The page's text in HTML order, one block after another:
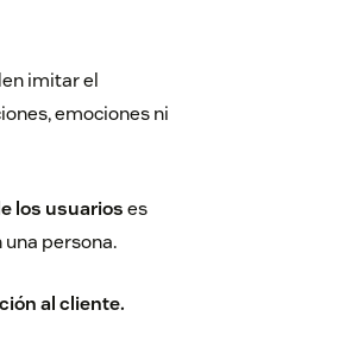
imitar el
emociones ni
los usuarioses
persona.
al cliente.